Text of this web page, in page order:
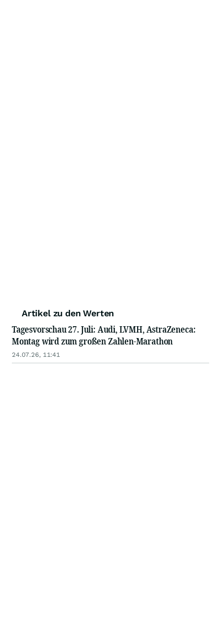
Artikel zu den Werten
Tagesvorschau 27. Juli: Audi, LVMH, AstraZeneca:
Montag wird zum großen Zahlen-Marathon
24.07.26, 11:41